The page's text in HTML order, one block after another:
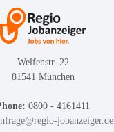
Welfenstr. 22
81541 München
0800 - 4161411
jobanzeiger.de